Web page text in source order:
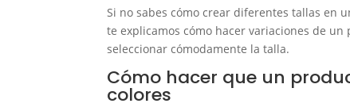
Si no sabes cómo crear diferentes tallas en
te explicamos cómo hacer variaciones de
seleccionar cómodamente la talla.
Cómo hacer que un
colores